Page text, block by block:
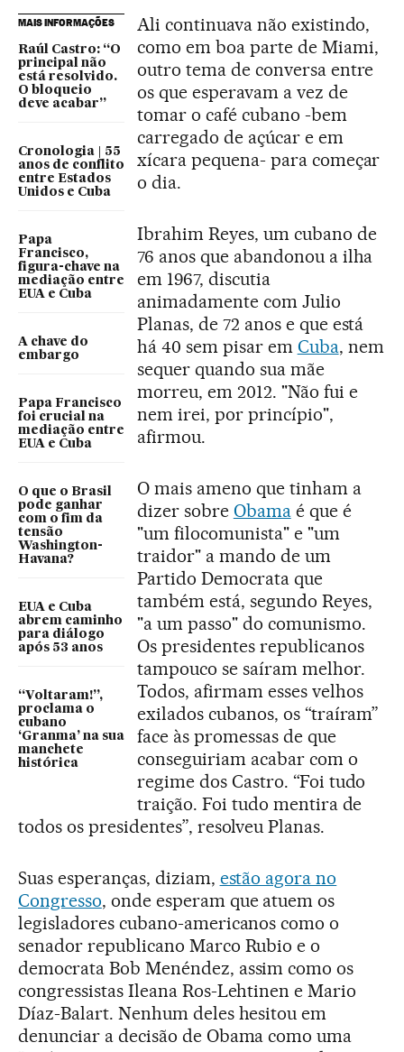
MAIS INFORMAÇÕES
Raúl Castro: “O
principal não
está resolvido.
O bloqueio
deve acabar”
Cronologia | 55
anos de conflito
entre Estados
Unidos e Cuba
Papa
Francisco,
figura-chave na
mediação entre
EUA e Cuba
A chave do
embargo
Papa Francisco
foi crucial na
mediação entre
EUA e Cuba
O que o Brasil
pode ganhar
com o fim da
tensão
Washington-
Havana?
EUA e Cuba
abrem caminho
para diálogo
após 53 anos
“Voltaram!”,
proclama o
cubano
‘Granma’ na sua
manchete
histórica
Ali continuava não existindo,
como em boa parte de Miami,
outro tema de conversa entre
os que esperavam a vez de
tomar o café cubano -bem
carregado de açúcar e em
xícara pequena- para começar
o dia.
Ibrahim Reyes, um cubano de
76 anos que abandonou a ilha
em 1967, discutia
animadamente com Julio
Planas, de 72 anos e que está
há 40 sem pisar em Cuba, nem
sequer quando sua mãe
morreu, em 2012. "Não fui e
nem irei, por princípio",
afirmou.
O mais ameno que tinham a
dizer sobre Obamaé que é
"um filocomunista" e "um
traidor" a mando de um
Partido Democrata que
também está, segundo Reyes,
"a um passo" do comunismo.
Os presidentes republicanos
tampouco se saíram melhor.
Todos, afirmam esses velhos
exilados cubanos, os “traíram”
face às promessas de que
conseguiriam acabar com o
regime dos Castro. “Foi tudo
traição. Foi tudo mentira de
todos os presidentes”, resolveu Planas.
Suas esperanças, diziam, estão agora no
Congresso, onde esperam que atuem os
legisladores cubano-americanos como o
senador republicano Marco Rubio e o
democrata Bob Menéndez, assim como os
congressistas Ileana Ros-Lehtinen e Mario
Díaz-Balart. Nenhum deles hesitou em
denunciar a decisão de Obama como uma